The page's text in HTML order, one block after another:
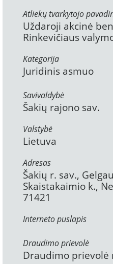
Atliekų tvarkytojo
Uždaroji akcinė
Rinkevičiaus
Kategorija
Juridinis asmuo
Savivaldybė
Šakių rajono sav.
Valstybė
Lietuva
Adresas
Šakių r. sav.,
Skaistakaimio k.,
71421
Interneto puslapis
Draudimo prievolė
Draudimo prievolė